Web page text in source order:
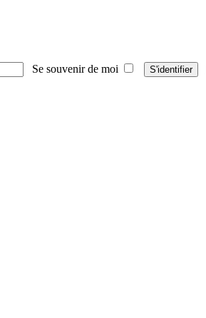
Se souvenir de moi S'identifier